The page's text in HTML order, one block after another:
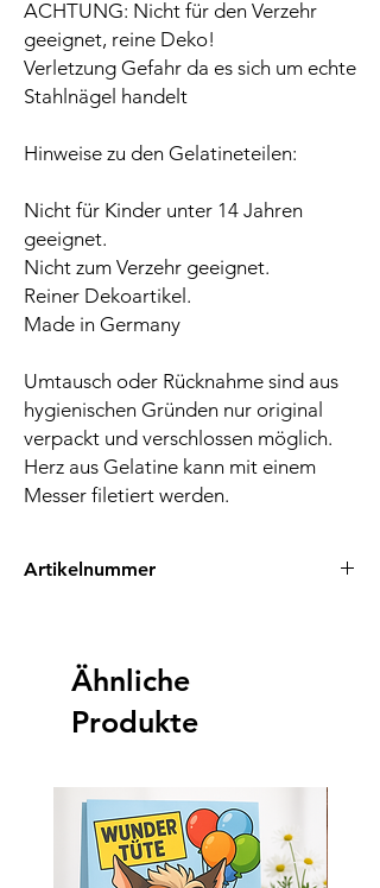
ACHTUNG: Nicht für den Verzehr
geeignet, reine Deko!
Verletzung Gefahr da es sich um echte
Stahlnägel handelt
Hinweise zu den Gelatineteilen:
Nicht für Kinder unter 14 Jahren
geeignet.
Nicht zum Verzehr geeignet.
Reiner Dekoartikel.
Made in Germany
Umtausch oder Rücknahme sind aus
hygienischen Gründen nur original
verpackt und verschlossen möglich.
Herz aus Gelatine kann mit einem
Messer filetiert werden.
Artikelnummer
Ähnliche
Produkte